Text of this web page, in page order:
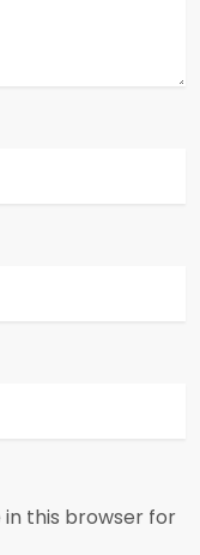
in this browser for